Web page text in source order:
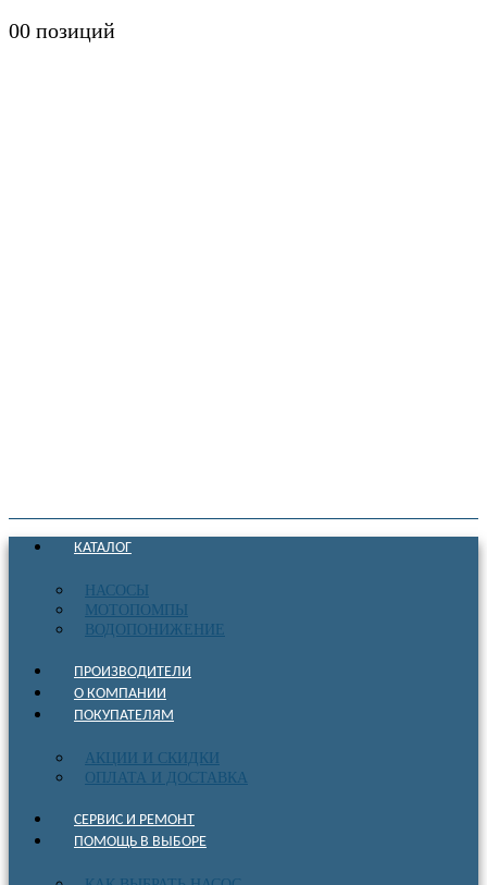
00 позиций
КАТАЛОГ
НАСОСЫ
МОТОПОМПЫ
ВОДОПОНИЖЕНИЕ
ПРОИЗВОДИТЕЛИ
О КОМПАНИИ
ПОКУПАТЕЛЯМ
АКЦИИ И СКИДКИ
ОПЛАТА И ДОСТАВКА
СЕРВИС И РЕМОНТ
ПОМОЩЬ В ВЫБОРЕ